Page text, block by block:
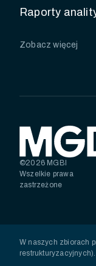
Raporty
Zobacz więcej
©2026 MGBI
Wszelkie prawa
zastrzeżone
W naszych zbiorach